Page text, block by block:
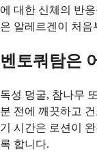
에 대한 신체의 반
은 알레르겐이 처음
벤토쿼탐은
독성 덩굴, 참나무
분 전에 깨끗하고
기 시간은 로션이
록 합니다.